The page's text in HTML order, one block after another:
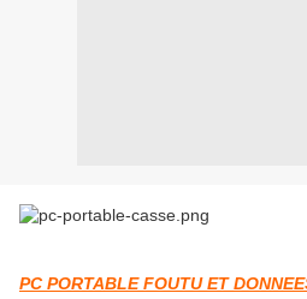
PC PORTABLE FOUTU ET